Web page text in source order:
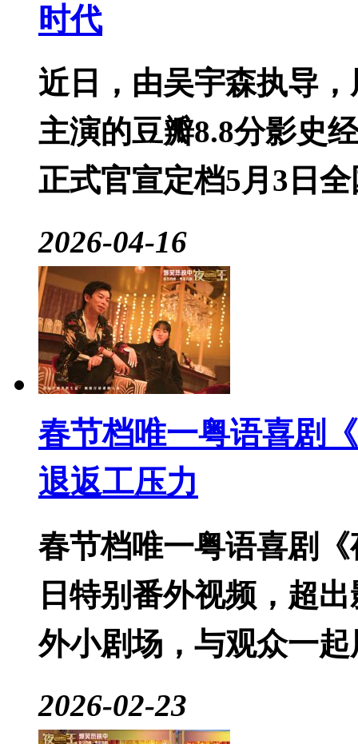
时代
近日，由吴宇森执导
主演的豆瓣8.8分影史
正式官宣定档5月3日
2026-04-16
春节档唯一粤语喜剧
退返工压力
春节档唯一粤语喜剧
日特别番外视频，超
外小剧场，与观众一
2026-02-23